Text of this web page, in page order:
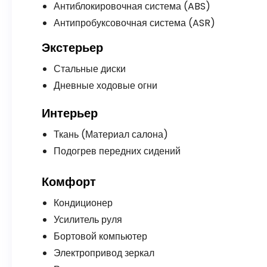
Антиблокировочная система (ABS)
Антипробуксовочная система (ASR)
Экстерьер
Стальные диски
Дневные ходовые огни
Интерьер
Ткань (Материал салона)
Подогрев передних сидений
Комфорт
Кондиционер
Усилитель руля
Бортовой компьютер
Электропривод зеркал